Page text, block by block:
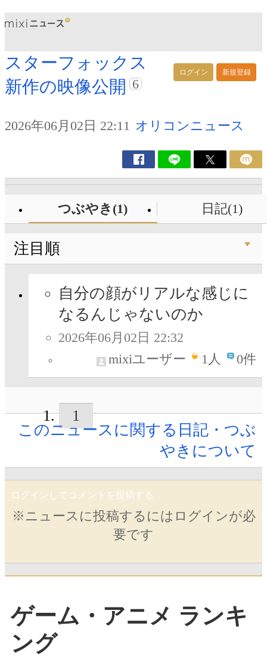
ログイン 新規登録
スターフォックス
新作の映像公開 6
2026年06月02日 22:11 オリコンニュース
つぶやき(1) 日記(1)
注目順
自分の顔がリアルな感じに
なるんじゃないのか
2026年06月02日 22:32
mixiユーザー
1人 0件
1
このニュースに関する日記・つぶ
やきについて
ログインしてコメントを投稿する
※ニュースに投稿するにはログインが必
要です
ゲーム・アニメ ランキ
ング